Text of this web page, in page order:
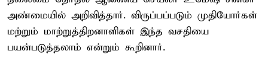
அண்மையில் அறிவித்தார். விருப்பப்படும் முதியோர்கள்
மற்றும் மாற்றுத்திறனாளிகள் இந்த வசதியை
பயன்படுத்தலாம் என்றும் கூறினார்.